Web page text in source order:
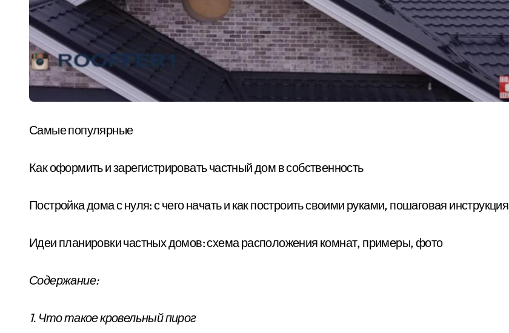
Самые популярные
Как оформить и зарегистрировать частный дом в собственность
Постройка дома с нуля: с чего начать и как построить своими руками, пошаговая инструкция
Идеи планировки частных домов: схема расположения комнат, примеры, фото
Содержание:
1. Что такое кровельный пирог